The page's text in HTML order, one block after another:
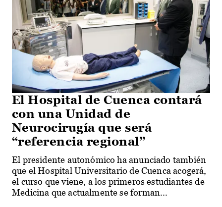
El Hospital de Cuenca contará
con una Unidad de
Neurocirugía que será
“referencia regional”
El presidente autonómico ha anunciado también
que el Hospital Universitario de Cuenca acogerá,
el curso que viene, a los primeros estudiantes de
Medicina que actualmente se forman...